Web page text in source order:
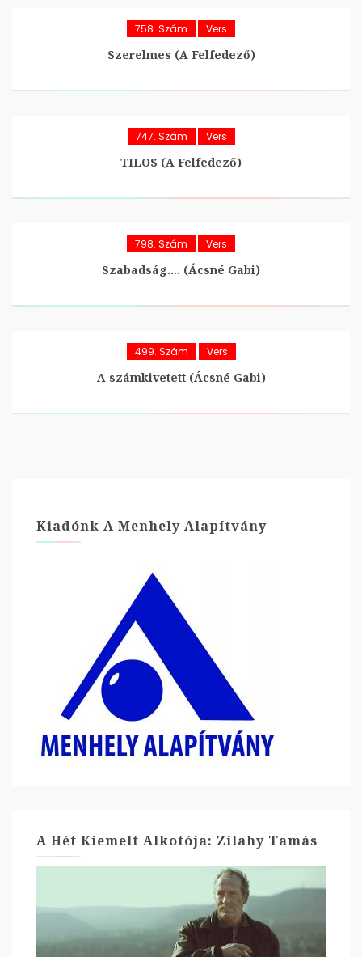
758. Szám Vers
Szerelmes (A Felfedező)
747. Szám Vers
TILOS (A Felfedező)
798. Szám Vers
Szabadság…. (Ácsné Gabi)
499. Szám Vers
A számkivetett (Ácsné Gabi)
Kiadónk A Menhely Alapítvány
A Hét Kiemelt Alkotója: Zilahy Tamás